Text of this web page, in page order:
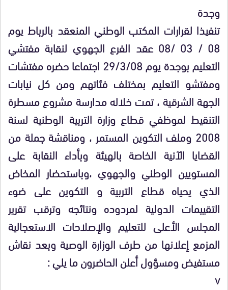
وجدة
تنفيذا لقرارات المكتب الوطني المنعقد بالرباط يوم
08 / 03 /08 عقد الفرع الجهوي لنقابة مفتشي
التعليم بوجدة يوم 29/3/08 اجتماعا حضره مفتشات
ومفتشو التعليم بمختلف فئاتهم ومن كل نيابات
الجهة الشرقية ، تمت خلاله مدارسة مشروع مسطرة
التنقيط لموظفي قطاع وزارة التربية الوطنية لسنة
2008 وملف التكوين المستمر ، ومناقشة جملة من
القضايا الآنية الخاصة بالهيئة وبأداء النقابة على
المستويين الوطني والجهوي ،وباستحضار المخاض
الذي يحياه قطاع التربية و التكوين على ضوء
التقييمات الدولية لمردوده ونتائجه وترقب تقرير
المجلس الأعلى للتعليم والإصلاحات الاستعجالية
المزمع إعلانها من طرف الوزارة الوصية وبعد نقاش
مستفيض ومسؤول أعلن الحاضرون ما يلي :
v